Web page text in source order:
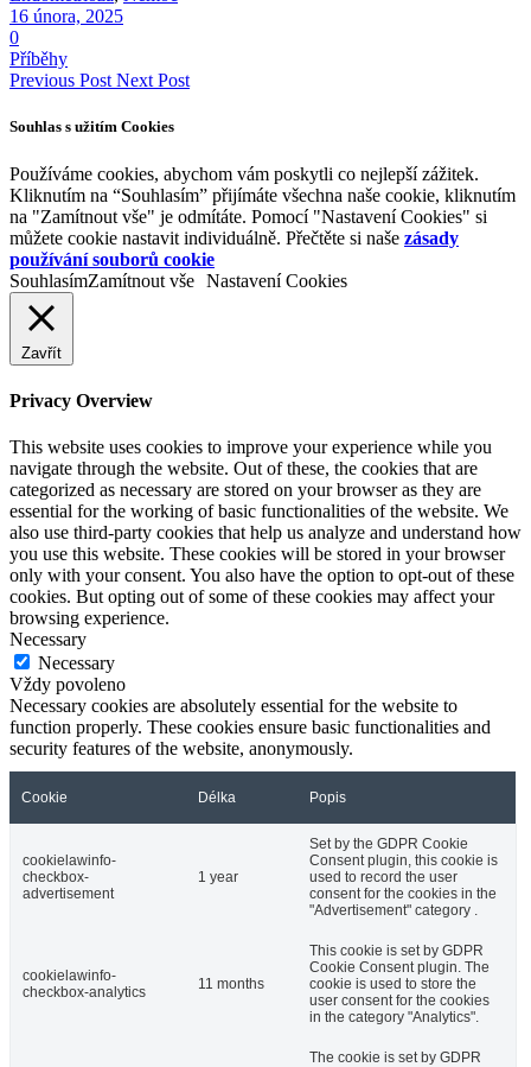
16 února, 2025
0
Příběhy
Previous Post Next Post
Souhlas s užitím Cookies
Používáme cookies, abychom vám poskytli co nejlepší zážitek.
Kliknutím na “Souhlasím” přijímáte všechna naše cookie, kliknutím
na "Zamítnout vše" je odmítáte. Pomocí "Nastavení Cookies" si
můžete cookie nastavit individuálně. Přečtěte si naše zásady
používání souborů cookie
SouhlasímZamítnout vše Nastavení Cookies
Zavřít
Privacy Overview
This website uses cookies to improve your experience while you
navigate through the website. Out of these, the cookies that are
categorized as necessary are stored on your browser as they are
essential for the working of basic functionalities of the website. We
also use third-party cookies that help us analyze and understand how
you use this website. These cookies will be stored in your browser
only with your consent. You also have the option to opt-out of these
cookies. But opting out of some of these cookies may affect your
browsing experience.
Necessary
Necessary
Vždy povoleno
Necessary cookies are absolutely essential for the website to
function properly. These cookies ensure basic functionalities and
security features of the website, anonymously.
Cookie Délka Popis
cookielawinfo-
checkbox-
advertisement
1 year
Set by the GDPR Cookie
Consent plugin, this cookie is
used to record the user
consent for the cookies in the
"Advertisement" category .
cookielawinfo-
checkbox-analytics
11 months
This cookie is set by GDPR
Cookie Consent plugin. The
cookie is used to store the
user consent for the cookies
in the category "Analytics".
The cookie is set by GDPR